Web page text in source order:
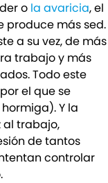
o la avaricia, el
produce más sed.
a su vez, de más
trabajo y más
Todo este
el que se
Y la
al trabajo,
de tantos
controlar